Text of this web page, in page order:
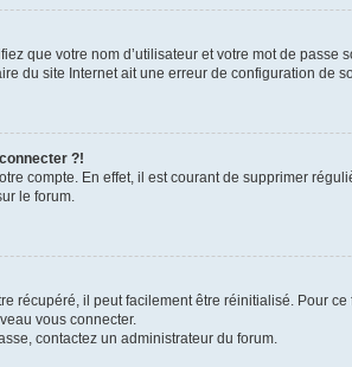
que votre nom d’utilisateur et votre mot de
du site Internet ait une erreur de configuration de
?!
compte. En effet, il est courant de supprimer
le forum.
récupéré, il peut facilement être réinitialisé. Pour
vous connecter.
contactez un administrateur du forum.